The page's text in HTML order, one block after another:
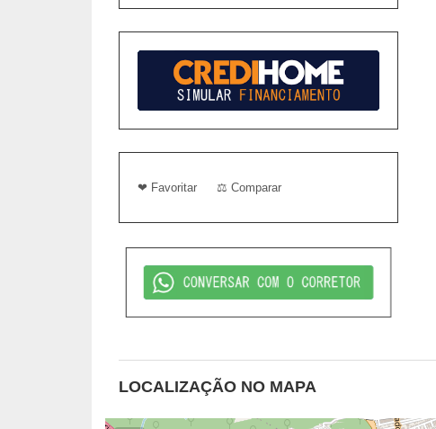
❤ Favoritar ⚖ Comparar
LOCALIZAÇÃO NO MAPA